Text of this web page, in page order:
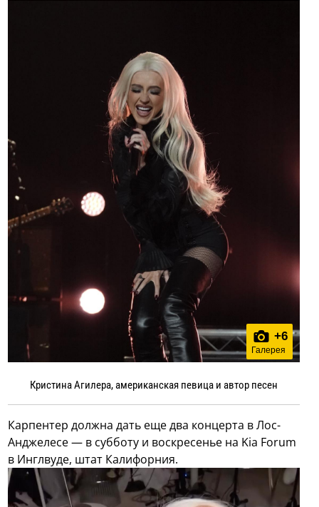
+6
Галерея
Кристина Агилера, американская певица и автор песен
Карпентер должна дать еще два концерта в Лос-
Анджелесе — в субботу и воскресенье на Kia Forum
в Инглвуде, штат Калифорния.